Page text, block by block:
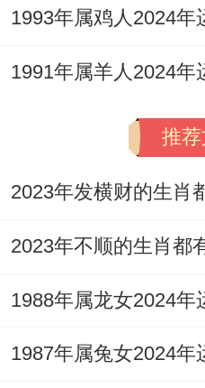
火旺克金，平安健康
从五行生克论，丙午
体主肺，呼吸道、骨
咳嗽、气喘等问题，
较重时，筋骨劳损亦
节不适或意外扭伤。
午火亦代表心脏与血
推